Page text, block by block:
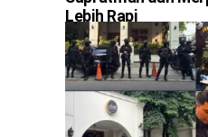
Lebih Rapi